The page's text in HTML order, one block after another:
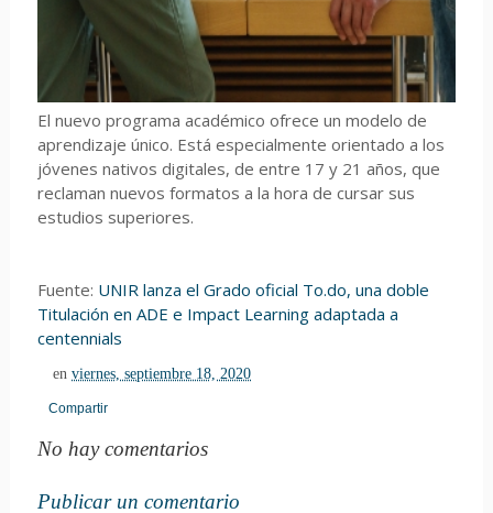
El nuevo programa académico ofrece un modelo de
aprendizaje único. Está especialmente orientado a los
jóvenes nativos digitales, de entre 17 y 21 años, que
reclaman nuevos formatos a la hora de cursar sus
estudios superiores.
Fuente: UNIR lanza el Grado oficial To.do, una doble
Titulación en ADE e Impact Learning adaptada a
centennials
enviernes, septiembre 18, 2020
Compartir
No hay comentarios
Publicar un comentario